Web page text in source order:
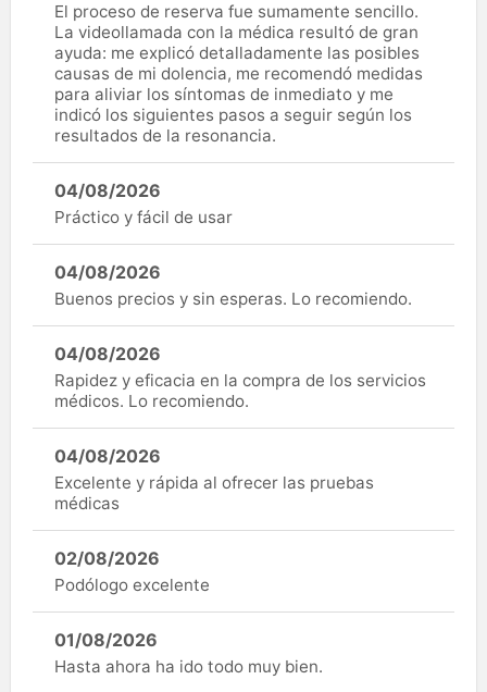
El proceso de reserva fue sumamente sencillo.
La videollamada con la médica resultó de gran
ayuda: me explicó detalladamente las posibles
causas de mi dolencia, me recomendó medidas
para aliviar los síntomas de inmediato y me
indicó los siguientes pasos a seguir según los
resultados de la resonancia.
04/08/2026
Práctico y fácil de usar
04/08/2026
Buenos precios y sin esperas. Lo recomiendo.
04/08/2026
Rapidez y eficacia en la compra de los servicios
médicos. Lo recomiendo.
04/08/2026
Excelente y rápida al ofrecer las pruebas
médicas
02/08/2026
Podólogo excelente
01/08/2026
Hasta ahora ha ido todo muy bien.